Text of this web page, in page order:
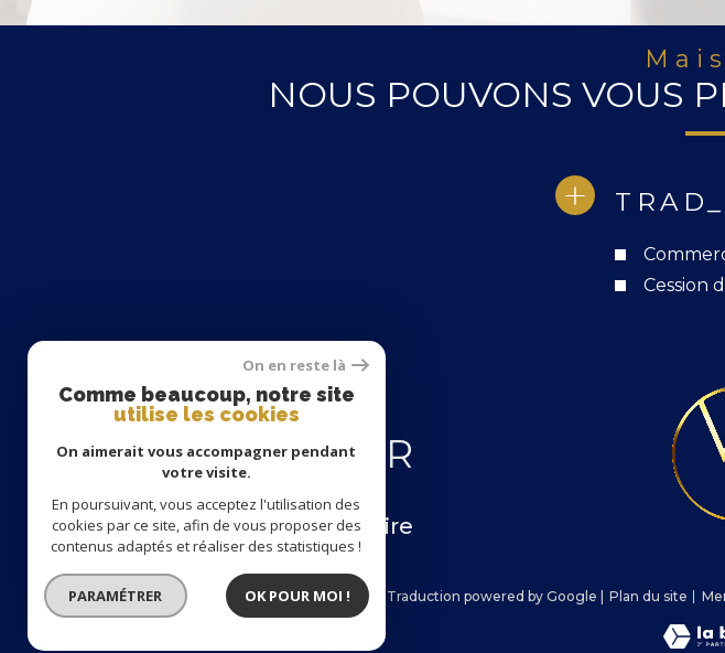
NOUS POUVONS VOUS
Cession
Se
CONNECTER
espace propriétaire
© 2026 | Tous droits réservés | Traduction powered by Google | Plan du site
On en reste là
Comme beaucoup, notre site
utilise les cookies
On aimerait vous accompagner pendant
votre visite.
En poursuivant, vous acceptez l'utilisation des
cookies par ce site, afin de vous proposer des
contenus adaptés et réaliser des statistiques !
PARAMÉTRER OK POUR MOI !